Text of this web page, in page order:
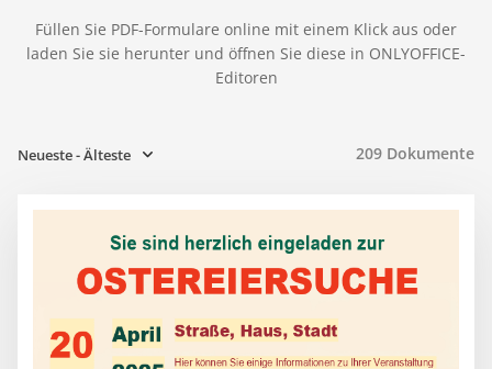
Füllen Sie PDF-Formulare online mit einem Klick aus oder
laden Sie sie herunter und öffnen Sie diese in ONLYOFFICE-
Editoren
Neueste - Älteste 209 Dokumente